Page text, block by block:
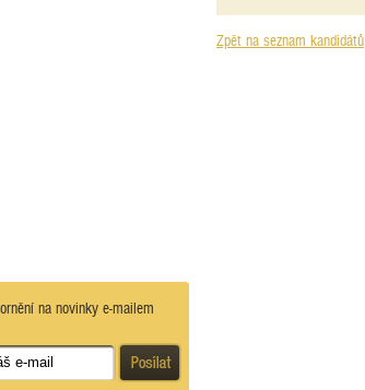
na novinky e-mailem
Zpět na seznam kandidátů